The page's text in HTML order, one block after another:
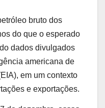
bruto dos
do que o esperado
dados divulgados
americana de
em um contexto
e exportações.